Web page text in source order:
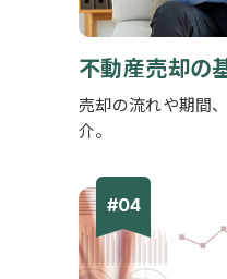
不動産売却の
売却の流れや期間
介。